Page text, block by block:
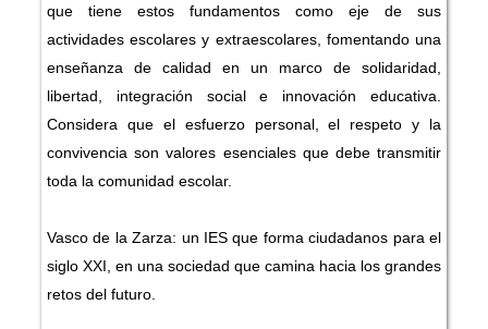
que tiene estos fundamentos como eje de sus
actividades escolares y extraescolares, fomentando una
enseñanza de calidad en un marco de solidaridad,
libertad, integración social e innovación educativa.
Considera que el esfuerzo personal, el respeto y la
convivencia son valores esenciales que debe transmitir
toda la comunidad escolar.
Vasco de la Zarza: un IES que forma ciudadanos para el
siglo XXI, en una sociedad que camina hacia los grandes
retos del futuro.